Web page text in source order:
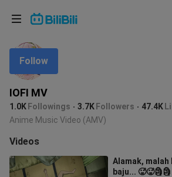
IOFI MV
1.0K Followings 3.7K Followers 47.4K
Follow
Anime Music Video (AMV)
Videos
Alamak,
baju... 🥵🥵🗿🗿
Language: English
In
Choose your language
English
ภาษาไทย
Tiếng Việt
Bahasa Indonesia
Bahasa Melayu